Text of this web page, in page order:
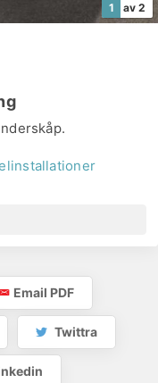
1 av 2
Email PDF
Twittra